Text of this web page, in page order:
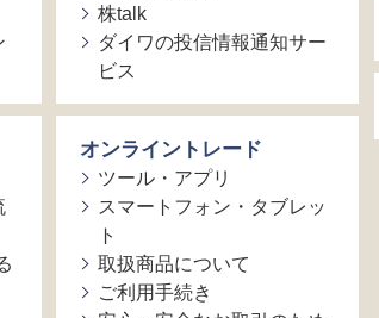
株talk
ダイワの投信情報通知サー
ビス
オンライントレード
ツール・アプリ
スマートフォン・タブレッ
ト
取扱商品について
ご利用手続き